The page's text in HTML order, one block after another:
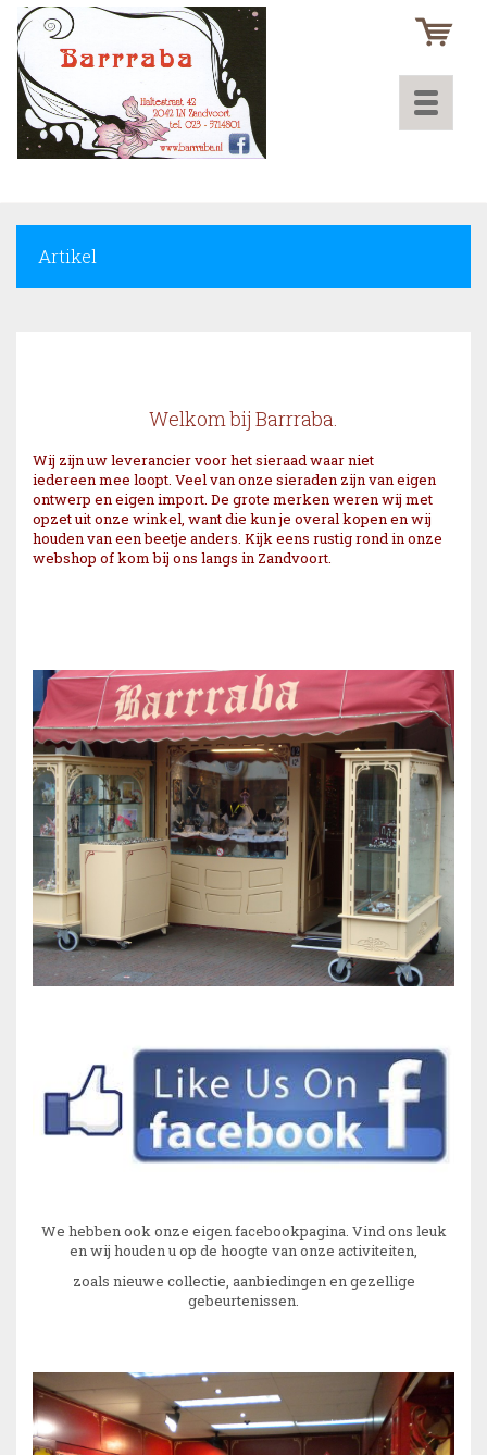
Toggle
Artikel
Welkom bij Barrraba.
Wij zijn uw leverancier voor het sieraad waar niet
iedereen mee loopt. Veel van onze sieraden zijn van eigen
ontwerp en eigen import. De grote merken weren wij met
opzet uit onze winkel, want die kun je overal kopen en wij
houden van een beetje anders. Kijk eens rustig rond in onze
webshop of kom bij ons langs in Zandvoort.
We hebben ook onze eigen facebookpagina. Vind ons leuk
en wij houden u op de hoogte van onze activiteiten,
zoals nieuwe collectie, aanbiedingen en gezellige
gebeurtenissen.